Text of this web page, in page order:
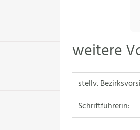
weitere
stellv.
Schriftführerin: